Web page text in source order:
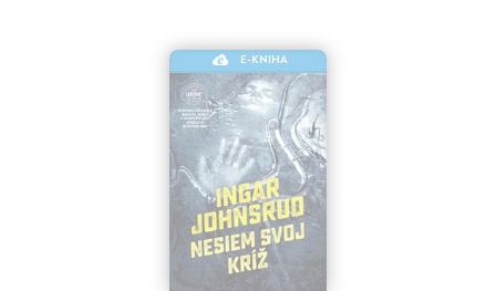
E-KNIHA